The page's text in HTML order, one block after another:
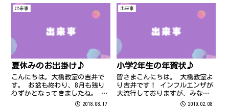
お気を付けください
出来事
夏休みのお出掛け♪
こんにちは。大橋教室の吉井で
す。 お盆も終わり、8月も残り
わずかとなってきましたね。 と
いっても今年はまだまだ暑いっ
2018.08.17
出来事
小学2年生の年賀状♪
皆さまこんにちは。 大橋教室よ
り吉井です！ インフルエンザが
大流行しておりますが、みなさ
ま体調は大丈夫でしょうか？ 睡
2019.02.08